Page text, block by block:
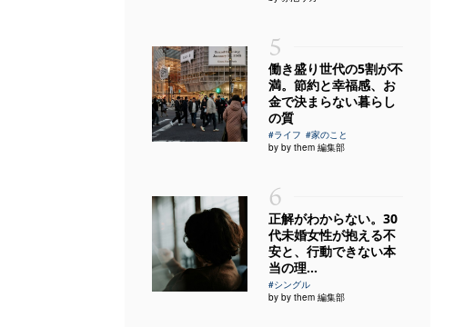
5
働き盛り世代の5割が不
満。節約と幸福感、お
金で決まらない暮らし
の質
#ライフ #家のこと
by by them 編集部
6
正解がわからない。30
代未婚女性が抱える不
安と、行動できない本
当の理...
#シングル
by by them 編集部